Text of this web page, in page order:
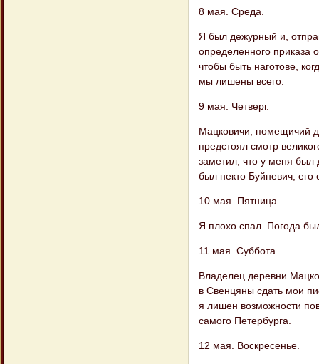
8 мая. Среда.
Я был дежурный и,
определенного приказа
чтобы быть наготове,
мы лишены всего.
9 мая. Четверг.
Мацковичи, помещичий
предстоял смотр
заметил, что у меня был
был некто Буйневич,
10 мая. Пятница.
Я плохо спал. Погода
11 мая. Суббота.
Владелец деревни
в Свенцяны сдать мои
я лишен возможности
самого Петербурга.
12 мая. Воскресенье.